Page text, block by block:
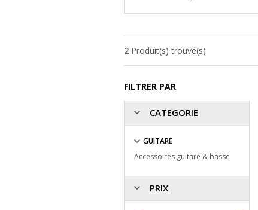
2 Produit(s) trouvé(s)
FILTRER PAR
CATEGORIE
GUITARE
Accessoires guitare & basse
PRIX